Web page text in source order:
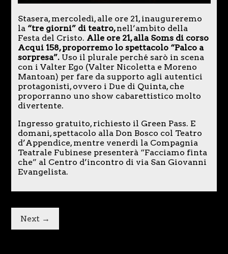
Stasera, mercoledì, alle ore 21, inaugureremo
la “tre giorni” di teatro,nell’ambito della
Festa del Cristo. Alle ore 21, alla Soms di corso
Acqui 158, proporremo lo spettacolo “Palco a
sorpresa”.Uso il plurale perché sarò in scena
con i Valter Ego (Valter Nicoletta e Moreno
Mantoan) per fare da supporto agli autentici
protagonisti, ovvero i Due di Quinta, che
proporranno uno show cabarettistico molto
divertente.
Ingresso gratuito, richiesto il Green Pass. E
domani, spettacolo alla Don Bosco col Teatro
d’Appendice, mentre venerdì la Compagnia
Teatrale Fubinese presenterà “Facciamo finta
che” al Centro d’incontro di via San Giovanni
Evangelista.
Next →